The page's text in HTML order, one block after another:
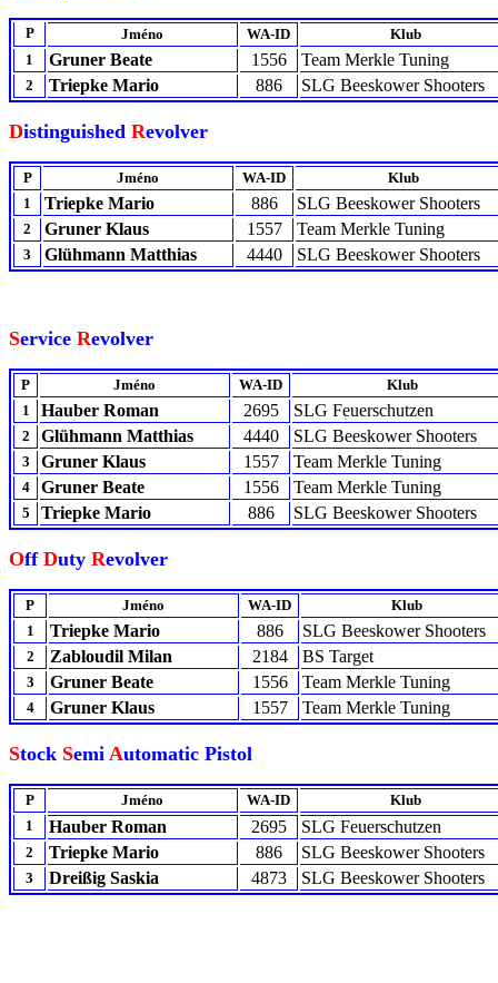
P Jméno WA-ID
Klub
1
Gruner Beate 1556 Team Merkle Tuning
2 Triepke Mario 886 SLG Beeskower Shooters
Distinguished Revolver
P Jméno WA-ID
Klub
1
Triepke Mario 886 SLG Beeskower Shooters
2 Gruner Klaus 1557 Team Merkle Tuning
3 Glühmann Matthias 4440 SLG Beeskower Shooters
Service Revolver
P Jméno WA-ID
Klub
1
Hauber Roman 2695 SLG Feuerschutzen
2 Glühmann Matthias 4440 SLG Beeskower Shooters
3 Gruner Klaus 1557 Team Merkle Tuning
4 Gruner Beate 1556 Team Merkle Tuning
5 Triepke Mario 886 SLG Beeskower Shooters
OffDuty Revolver
P Jméno WA-ID
Klub
1
Triepke Mario 886 SLG Beeskower Shooters
2 Zabloudil Milan 2184 BS Target
3 Gruner Beate 1556 Team Merkle Tuning
4 Gruner Klaus 1557 Team Merkle Tuning
Stock Semi Automatic Pistol
P Jméno WA-ID
Klub
1
Hauber Roman 2695 SLG Feuerschutzen
2 Triepke Mario 886 SLG Beeskower Shooters
3 Dreißig Saskia 4873 SLG Beeskower Shooters